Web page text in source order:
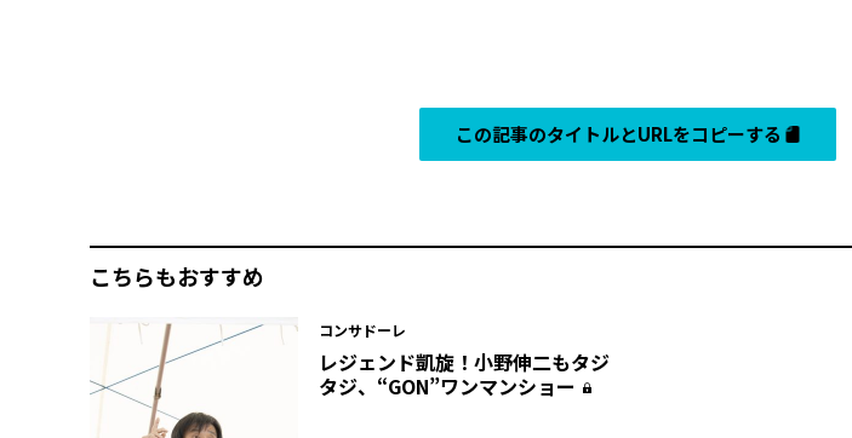
この記事のタイトルとURLをコピーする
こちらもおすすめ
コンサドーレ
レジェンド凱旋！小野伸二もタジ
タジ、“GON”ワンマンショー